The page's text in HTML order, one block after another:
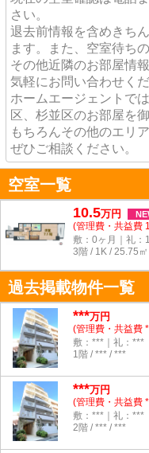
さい。
退去前情報を含めきち
ます。また、空室待ち
その他近隣のお部屋情
気軽にお問い合わせくだ
ホームエージェントで
区、杉並区のお部屋を
もちろんその他のエリ
ぜひご相談ください。
空室一覧
10.5万円
(管理費・共益費
敷：0ヶ月｜礼：
3階 / 1K / 25.75㎡
過去掲載物件一覧
***万円
(管理費・共益費
敷：***｜礼：***
1階 / *** / ***
***万円
(管理費・共益費
敷：***｜礼：***
2階 / *** / ***